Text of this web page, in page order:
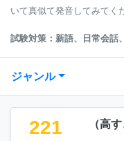
いて真似て発音してみてく
試験対策：新語、日常会話
ジャンル
221 （高